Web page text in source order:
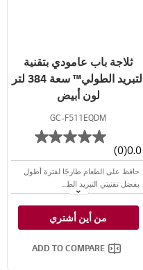
ثلاجة باب عامودي بتقنية
التبريد الطولي™ سعة 384 لتر
لون أبيض
GC-F511EQDM
0.0
(0)
حافظ على الطعام طازجًا لفترة أطول
بفضل تقنيتي التبريد الط...
ميزة النضارة الإضافية - مجعد توازن
سعة كبيرة تبلغ 384 لتر
من أين أشتري
ADD TO COMPARE